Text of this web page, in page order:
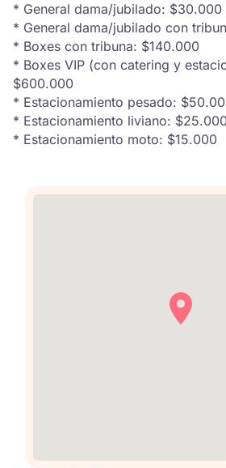
* General dama/jubilado: $30.000
* General dama/jubilado con
* Boxes con tribuna: $140.000
* Boxes VIP (con catering y
$600.000
* Estacionamiento pesado:
* Estacionamiento liviano: $25.000
* Estacionamiento moto: $15.000